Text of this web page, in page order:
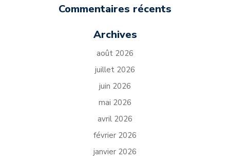
Commentaires récents
Archives
août 2026
juillet 2026
juin 2026
mai 2026
avril 2026
février 2026
janvier 2026